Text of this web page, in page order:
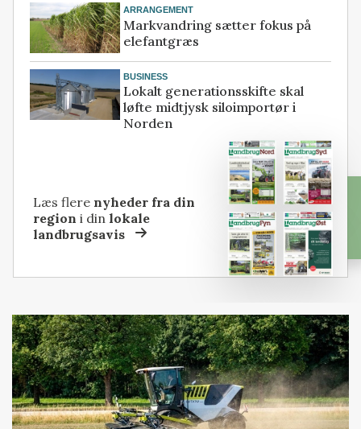
ARRANGEMENT
Markvandring sætter fokus på
elefantgræs
BUSINESS
Lokalt generationsskifte skal
løfte midtjysk siloimportør i
Norden
Læs flere nyheder fra din
region i dinlokale
landbrugsavis